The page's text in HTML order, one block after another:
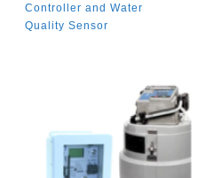
Controller and Water
Quality Sensor